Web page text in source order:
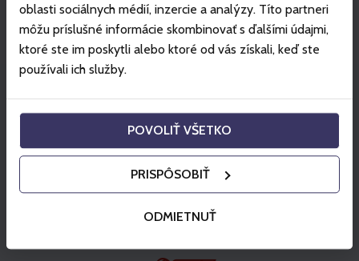
oblasti sociálnych médií, inzercie a analýzy. Títo partneri
môžu príslušné informácie skombinovať s ďalšími údajmi,
ktoré ste im poskytli alebo ktoré od vás získali, keď ste
používali ich služby.
POVOLIŤ VŠETKO
PRISPÔSOBIŤ
ODMIETNUŤ
Angebot anschauen
Partner